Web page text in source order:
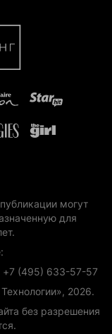
могут
для
+7 (495) 633-57-57
2026.
без разрешения